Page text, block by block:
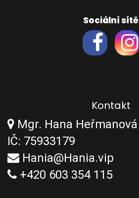
Sociální sítě
Kontakt
Mgr. Hana Heřmanová
IČ: 75933179
Hania@Hania.vip
+420 603 354 115